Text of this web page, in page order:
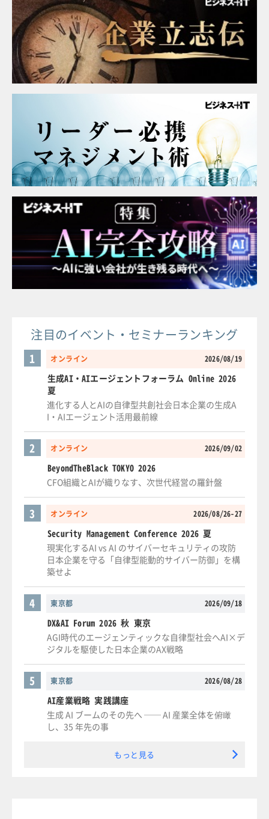
注目のイベント・セミナーランキング
オンライン 2026/08/19
1
生成AI・AIエージェントフォーラム Online 2026
夏
進化する人とAIの自律型共創社会日本企業の生成A
I・AIエージェント活用最前線
オンライン 2026/09/02
2
BeyondTheBlack TOKYO 2026
CFO組織とAIが織りなす、次世代経営の羅針盤
オンライン 2026/08/26-27
3
Security Management Conference 2026 夏
現実化するAI vs AI のサイバーセキュリティの攻防
日本企業を守る「自律型能動的サイバー防御」を構
築せよ
東京都 2026/09/18
4
DX&AI Forum 2026 秋 東京
AGI時代のエージェンティックな自律型社会へAI×デ
ジタルを駆使した日本企業のAX戦略
東京都 2026/08/28
5
AI産業戦略 実践講座
生成 AI ブームのその先へ ── AI 産業全体を俯瞰
し、35 年先の事
もっと見る